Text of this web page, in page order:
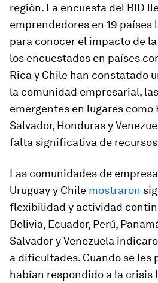
región. La encuesta del BID
emprendedores en 19
para conocer el impacto de la
los encuestados en países
Rica y Chile han constatado
la comunidad empresarial,
emergentes en lugares como
Salvador, Honduras y
falta significativa de
Las comunidades de
Uruguay y Chile mostraron
flexibilidad y actividad
Bolivia, Ecuador, Perú,
Salvador y Venezuela
a dificultades. Cuando se les
habían respondido a la crisis